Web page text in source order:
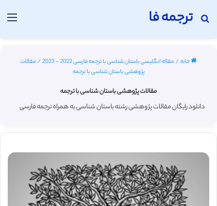
ترجمه فا
جستجو برای
خانه/مقاله انگلیسی باستان شناسی با ترجمه فارسی 2022 - 2023 /مقالات
پژوهشی باستان شناسی با ترجمه
مقالات پژوهشی باستان شناسی با ترجمه
دانلود رایگان مقالات پژوهشی رشته باستان شناسی به همراه ترجمه فارسی